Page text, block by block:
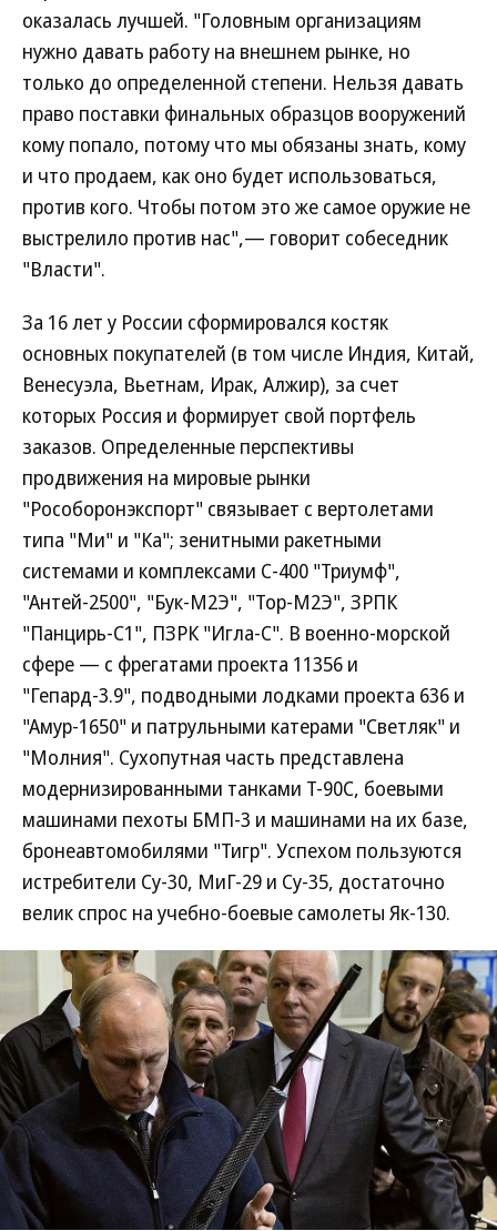
оказалась лучшей. "Головным организациям
нужно давать работу на внешнем рынке, но
только до определенной степени. Нельзя давать
право поставки финальных образцов вооружений
кому попало, потому что мы обязаны знать, кому
и что продаем, как оно будет использоваться,
против кого. Чтобы потом это же самое оружие не
выстрелило против нас",— говорит собеседник
"Власти".
За 16 лет у России сформировался костяк
основных покупателей (в том числе Индия, Китай,
Венесуэла, Вьетнам, Ирак, Алжир), за счет
которых Россия и формирует свой портфель
заказов. Определенные перспективы
продвижения на мировые рынки
"Рособоронэкспорт" связывает с вертолетами
типа "Ми" и "Ка"; зенитными ракетными
системами и комплексами С-400 "Триумф",
"Антей-2500", "Бук-М2Э", "Тор-М2Э", ЗРПК
"Панцирь-С1", ПЗРК "Игла-С". В военно-морской
сфере — с фрегатами проекта 11356 и
"Гепард-3.9", подводными лодками проекта 636 и
"Амур-1650" и патрульными катерами "Светляк" и
"Молния". Сухопутная часть представлена
модернизированными танками Т-90С, боевыми
машинами пехоты БМП-3 и машинами на их базе,
бронеавтомобилями "Тигр". Успехом пользуются
истребители Су-30, МиГ-29 и Су-35, достаточно
велик спрос на учебно-боевые самолеты Як-130.